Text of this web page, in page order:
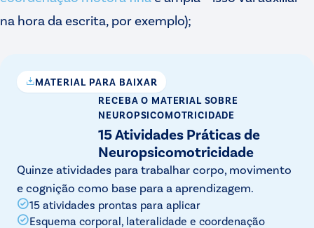
na hora da escrita, por exemplo);
MATERIAL PARA BAIXAR
RECEBA O MATERIAL SOBRE
NEUROPSICOMOTRICIDADE
15 Atividades Práticas de
Neuropsicomotricidade
Quinze atividades para trabalhar corpo, movimento
e cognição como base para a aprendizagem.
15 atividades prontas para aplicar
Esquema corporal, lateralidade e coordenação